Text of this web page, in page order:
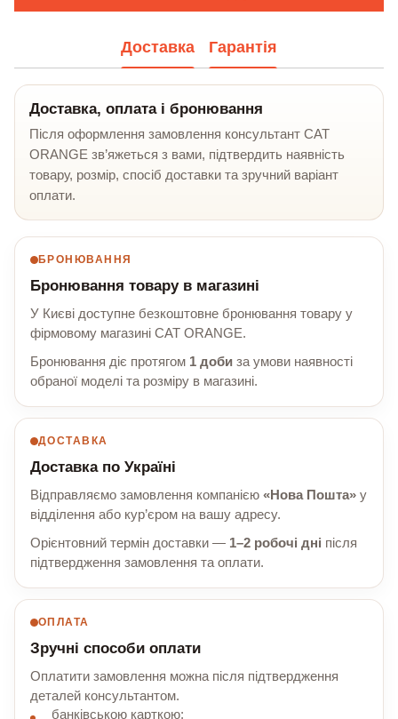
Доставка Гарантія
Доставка, оплата і бронювання
Після оформлення замовлення консультант CAT
ORANGE зв’яжеться з вами, підтвердить наявність
товару, розмір, спосіб доставки та зручний варіант
оплати.
БРОНЮВАННЯ
Бронювання товару в магазині
У Києві доступне безкоштовне бронювання товару у
фірмовому магазині CAT ORANGE.
Бронювання діє протягом 1 доби за умови наявності
обраної моделі та розміру в магазині.
ДОСТАВКА
Доставка по Україні
Відправляємо замовлення компанією «Нова Пошта» у
відділення або кур’єром на вашу адресу.
Орієнтовний термін доставки — 1–2 робочі дні після
підтвердження замовлення та оплати.
ОПЛАТА
Зручні способи оплати
Оплатити замовлення можна після підтвердження
деталей консультантом.
банківською карткою;